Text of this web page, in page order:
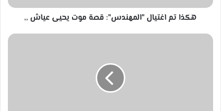
,,
هكذا تم اغتيال "المهندس": قصة موت يحيى عياش ,,
حدث